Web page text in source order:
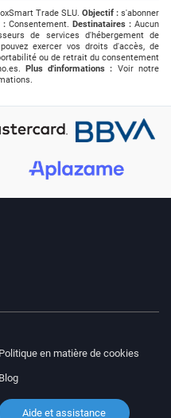
Trade SLU. Objectif : s'abonner
:Consentement. Destinataires :Aucun
de services d'hébergement de
exercer vos droits d'accès, de
ou de retrait du consentement
. Plus d'informations : Voir notre
Politique en matière de cookies
Blog
Aide et assistance